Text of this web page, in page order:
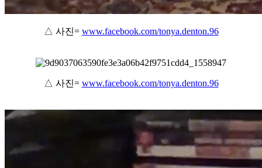
△ 사진= www.facebook.com/tonya.denton.96
△ 사진= www.facebook.com/tonya.denton.96